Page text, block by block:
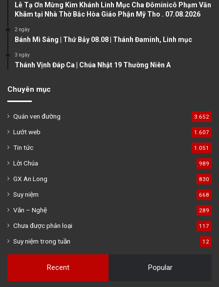
g
Lễ Tạ Ơn Mừng Kim Khánh Linh Mục Cha Đôminicô Phạm Văn
Khâm tại Nhà Thờ Bắc Hòa Giáo Phận Mỹ Tho . 07.08.2026
2 ngày
Bánh Mì Sáng | Thứ Bảy 08.08 | Thánh Đaminh, Linh mục
3 ngày
Thánh Vịnh Đáp Ca | Chúa Nhật 19 Thường Niên A
Chuyên mục
Quán ven đường 3.652
Lướt web 1.607
Tin tức 1.051
Lời Chúa 989
GX An Long 830
Suy niệm 668
Văn – Nghệ 289
Chưa được phân loại 117
Suy niệm trong tuần 12
Recent Popular